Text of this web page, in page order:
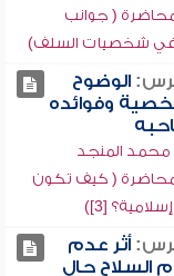
( جوانب
في شخصيات السلف)
الوضوح
وفوائده
محمد المنجد
( كيف تكون
[3])
أثر عدم
السلاح حال